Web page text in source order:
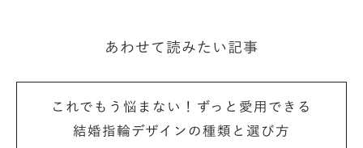
強い力が掛かる、例えば重いフライパンなどを扱う際
また、リングサイズが14号以上の場合は変形の心配
も出てくることから、1つ上の2.5mm以上の太さを選
あわせて読みたい記事
これでもう悩まない！ずっと愛用できる
結婚指輪デザインの種類と選び方